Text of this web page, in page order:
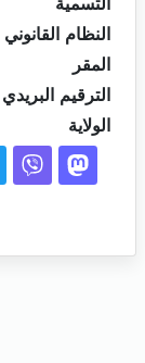
النظام القانوني
المقر
الترقيم البريدي
الولاية